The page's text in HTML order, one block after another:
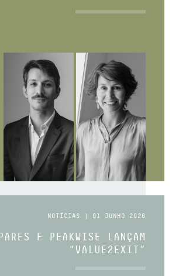
NOTÍCIAS | 01 JUNHO 2026
E PEAKWISE LANÇAM
“VALUE2EXIT”